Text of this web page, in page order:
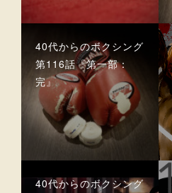
40代からのボクシング
第116話『第一部：
完』
40代からのボクシング